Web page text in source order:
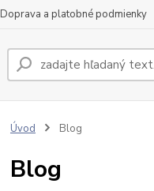
Doprava a platobné podmienky
Úvod Blog
Blog